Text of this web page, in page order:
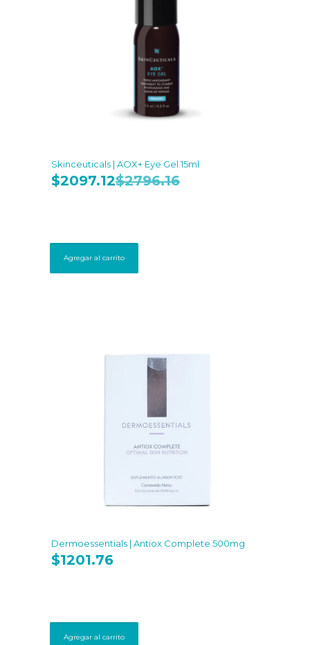
Skinceuticals | AOX+ Eye Gel 15ml
$2097.12$2796.16
Agregar al carrito
Dermoessentials | Antiox Complete 500mg
$1201.76
Agregar al carrito